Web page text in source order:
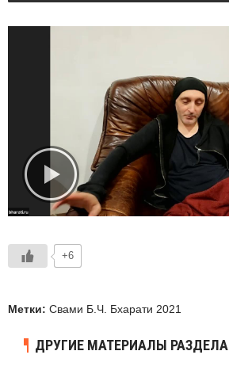
+6
Метки: Свами Б.Ч. Бхарати 2021
ДРУГИЕ МАТЕРИАЛЫ РАЗДЕЛА